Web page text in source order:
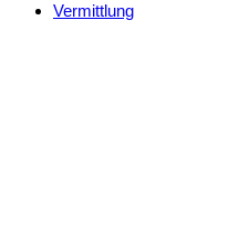
Vermittlung